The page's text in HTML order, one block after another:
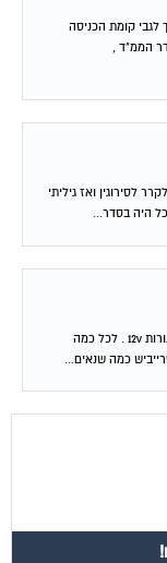
קומת הכניסה
הממ"ד ,
לקרר לסירוגין ואז גיליתי
היה בסדר...
בדירתי החדשה ישנם 25 ספוטים. ידוע שרצוי להשתמש בנורות 12v . לכל כמה